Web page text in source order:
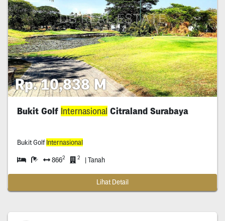
Rp. 10,838 M
Bukit Golf Internasional Citraland Surabaya
Bukit GolfInternasional
8662 2 | Tanah
Lihat Detail